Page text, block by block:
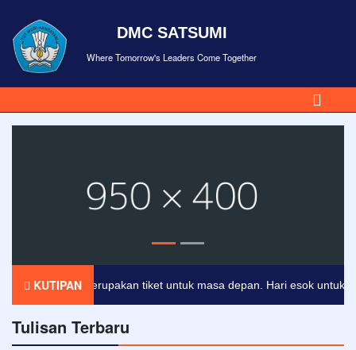
DMC SATSUMI
Where Tomorrow's Leaders Come Together
KUTIPAN
Pendidikan merupakan tiket untuk masa depan. Hari esok untuk
Tulisan Terbaru